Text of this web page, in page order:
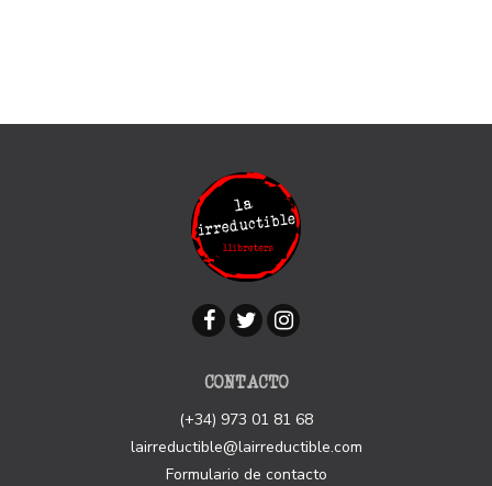
CONTACTO
(+34) 973 01 81 68
lairreductible@lairreductible.com
Formulario de contacto